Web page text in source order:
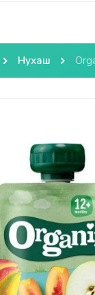
Нухаш